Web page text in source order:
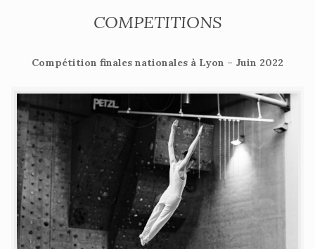
COMPETITIONS
Compétition finales nationales à Lyon – Juin 2022